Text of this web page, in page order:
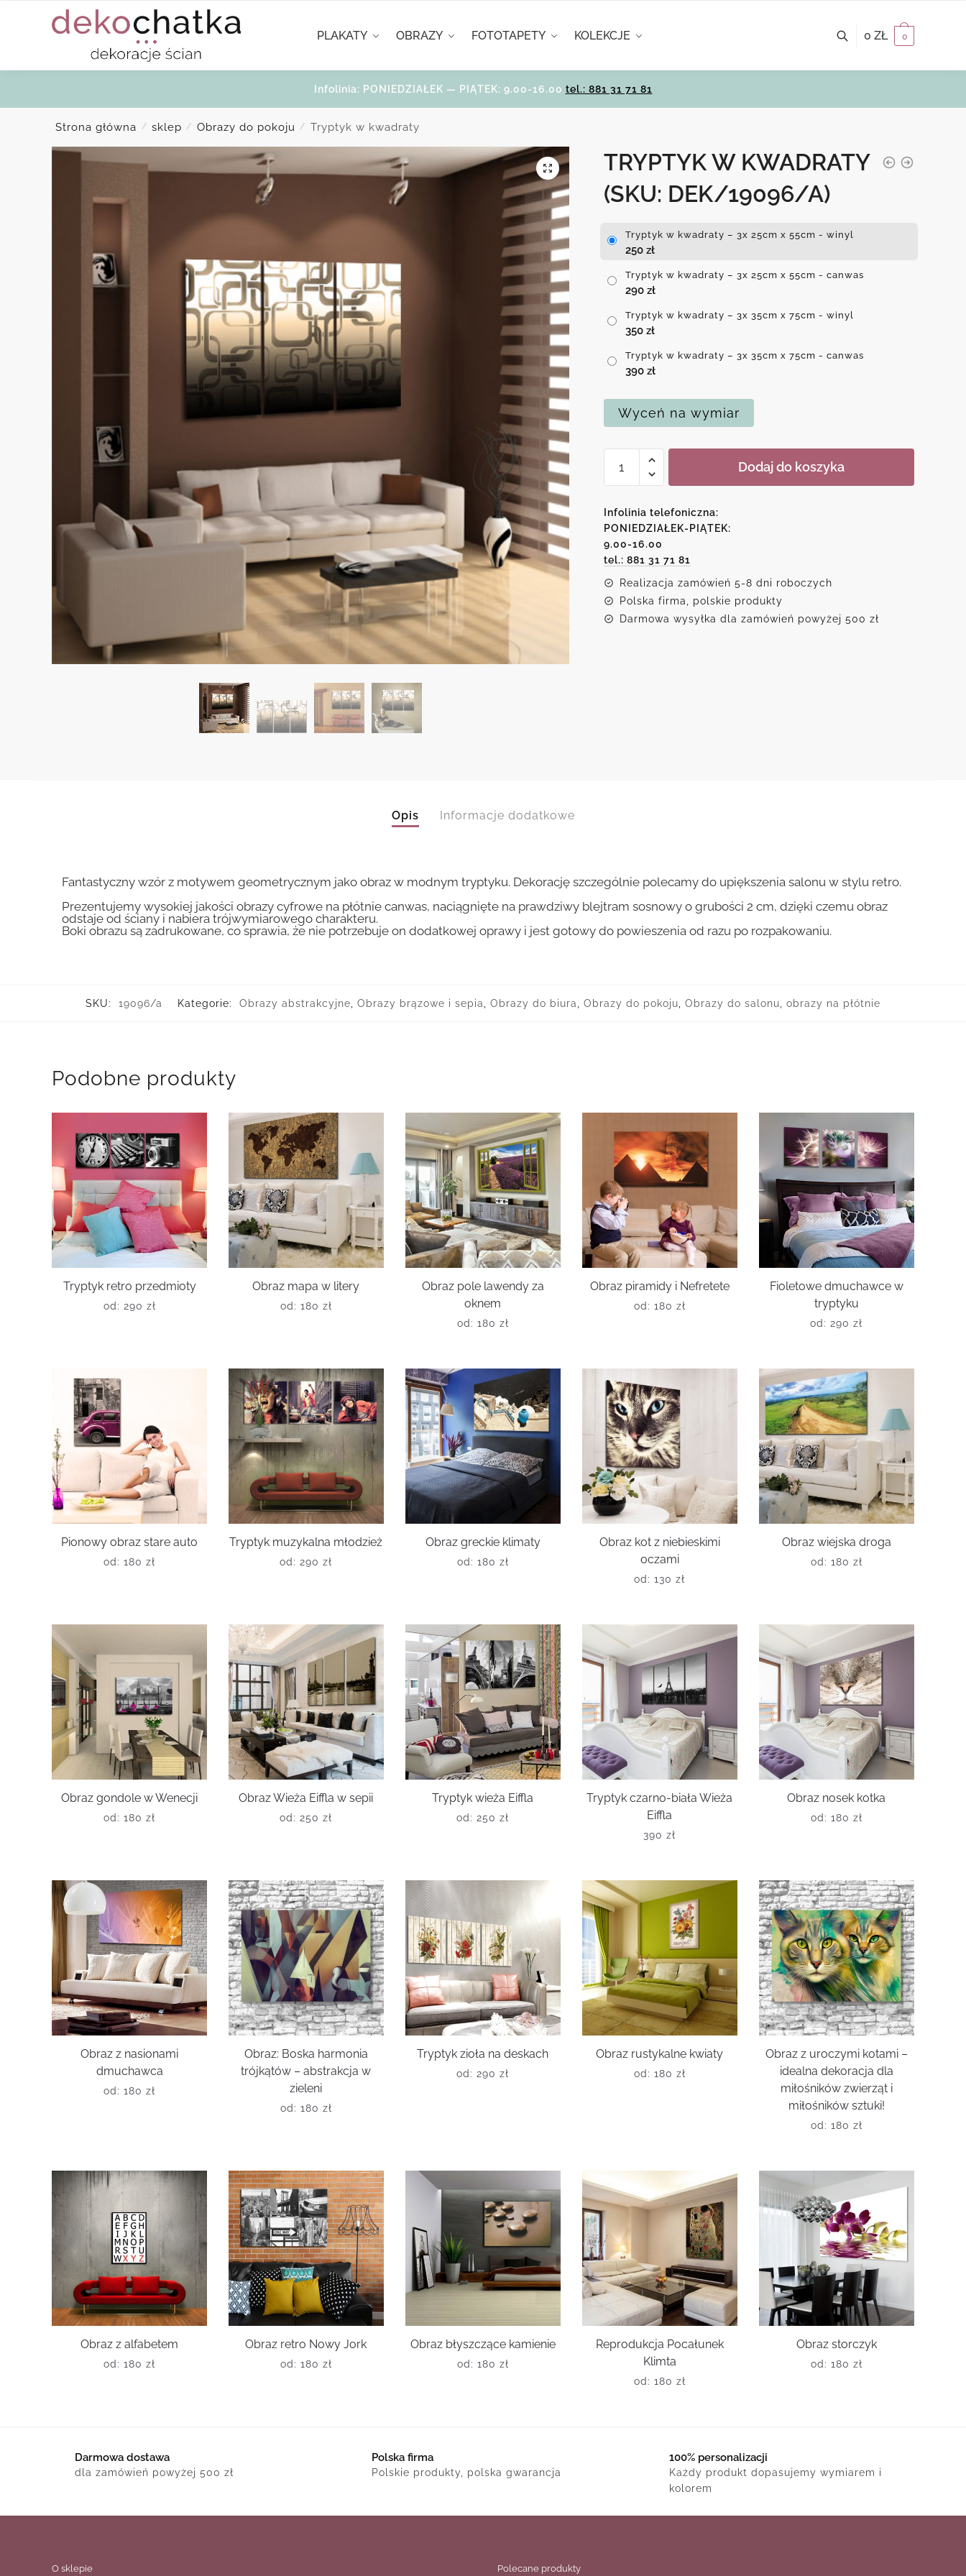
PLAKATY OBRAZY FOTOTAPETY KOLEKCJE 0 ZŁ 0
Infolinia: PONIEDZIAŁEK — PIĄTEK: 9.00-16.00 tel.: 881 31 71 81
Strona główna / sklep / Obrazy do pokoju / Tryptyk w kwadraty
TRYPTYK W KWADRATY
(SKU: DEK/19096/A)
Tryptyk w kwadraty – 3x 25cm x 55cm - winyl
250 zł
Tryptyk w kwadraty – 3x 25cm x 55cm - canwas
290 zł
Tryptyk w kwadraty – 3x 35cm x 75cm - winyl
350 zł
Tryptyk w kwadraty – 3x 35cm x 75cm - canwas
390 zł
Wyceń na wymiar
Tryptyk
kwadraty
Dodaj do koszyka
Infolinia telefoniczna:
PONIEDZIAŁEK-PIĄTEK:
9.00-16.00
tel.: 881 31 71 81
Realizacja zamówień 5-8 dni roboczych
Polska firma, polskie produkty
Darmowa wysyłka dla zamówień powyżej 500 zł
Opis Informacje dodatkowe
Fantastyczny wzór z motywem geometrycznym jako obraz w modnym tryptyku. Dekorację szczególnie polecamy do upiększenia salonu w stylu retro.
Prezentujemy wysokiej jakości obrazy cyfrowe na płótnie canwas, naciągnięte na prawdziwy blejtram sosnowy o grubości 2 cm, dzięki czemu obraz
odstaje od ściany i nabiera trójwymiarowego charakteru.
Boki obrazu są zadrukowane, co sprawia, że nie potrzebuje on dodatkowej oprawy i jest gotowy do powieszenia od razu po rozpakowaniu.
SKU: 19096/a Kategorie: Obrazy abstrakcyjne, Obrazy brązowe i sepia, Obrazy do biura, Obrazy do pokoju, Obrazy do salonu, obrazy na płótnie
Podobne produkty
Tryptyk retro przedmioty
od: 290 zł
Obraz mapa w litery
od: 180 zł
Obraz pole lawendy za
oknem
od: 180 zł
Obraz piramidy i Nefretete
od: 180 zł
Fioletowe dmuchawce w
tryptyku
od:290zł
Pionowy obraz stare auto
od: 180 zł
Tryptyk muzykalna młodzież
od:290zł
Obraz greckie klimaty
od: 180 zł
Obraz kot z niebieskimi
oczami
od:130zł
Obraz wiejska droga
od: 180 zł
Obraz gondole w Wenecji
od: 180 zł
Obraz Wieża Eiffla w sepii
od:250zł
Tryptyk wieża Eiffla
od:250zł
Tryptyk czarno-biała Wieża
Eiffla
390zł
Obraz nosek kotka
od: 180 zł
Obraz z nasionami
dmuchawca
od: 180 zł
Obraz: Boska harmonia
trójkątów – abstrakcja w
zieleni
od: 180 zł
Tryptyk zioła na deskach
od:290zł
Obraz rustykalne kwiaty
od: 180 zł
Obraz z uroczymi kotami –
idealna dekoracja dla
miłośników zwierząt i
miłośników sztuki!
od: 180 zł
Obraz z alfabetem
od: 180 zł
Obraz retro Nowy Jork
od: 180 zł
Obraz błyszczące kamienie
od: 180 zł
Reprodukcja Pocałunek
Klimta
od: 180 zł
Obraz storczyk
od: 180 zł
Darmowa dostawa
dla zamówień powyżej 500 zł
Polska firma
Polskie produkty, polska gwarancja
100% personalizacji
Każdy produkt dopasujemy wymiarem i
kolorem
O sklepie Polecane produkty